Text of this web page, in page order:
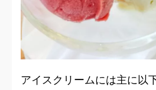
アイスクリームには主に以